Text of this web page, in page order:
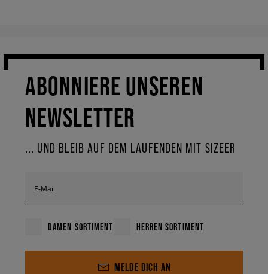
ABONNIERE UNSEREN
NEWSLETTER
... UND BLEIB AUF DEM LAUFENDEN MIT SIZEER
E-Mail
DAMEN SORTIMENT HERREN SORTIMENT
MELDE DICH AN